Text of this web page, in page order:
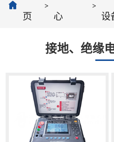
页
>
心
>
设
接地、绝缘